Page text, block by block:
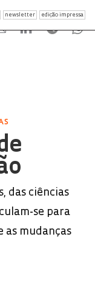
newsletter edição impressa
das ciências
se para
as mudanças